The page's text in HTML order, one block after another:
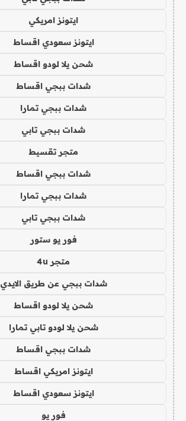
ايتونز امريكي
ايتونز سعودي اقساط
شحن يلا لودو اقساط
شدات ببجي اقساط
شدات ببجي تمارا
شدات ببجي تابي
متجر تقسيط
شدات ببجي اقساط
شدات ببجي تمارا
شدات ببجي تابي
فور يو ستور
متجر 4u
شدات ببجي عن طريق الايدي
شحن يلا لودو اقساط
شحن يلا لودو تابي تمارا
شدات ببجي اقساط
ايتونز امريكي اقساط
ايتونز سعودي اقساط
فور يو